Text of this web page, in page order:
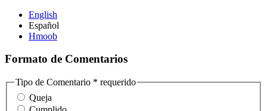
English
Español
Hmoob
Formato de Comentarios
Tipo de Comentario * requerido
Queja